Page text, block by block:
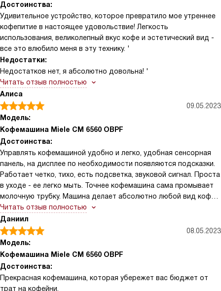
мог выбрать кофе по своему вкусу, благодаря большому
выбору рецептов в этой машине. И все были в восторге!
С этой кофемашиной каждый день становится немного
особенным. Она делает мой дом уютнее, а утро - приятнее. И
что самое главное - она делает идеальный кофе, который
помогает мне начать новый день с улыбкой.
Я очень рада, что выбрала именно эту кофемашину. Она стала
не просто устройством для приготовления кофе, но и
настоящим украшением моей кухни. Не могу представить
своего утра без этого удивительного устройства. Оно
действительно стоит своих денег и я рекомендую его всем
любителям кофе!
Достоинства:
Удивительное устройство, которое превратило мое утреннее
кофепитие в настоящее удовольствие! Легкость
использования, великолепный вкус кофе и эстетический вид -
все это влюбило меня в эту технику. '
Недостатки:
Недостатков нет, я абсолютно довольна! '
Читать отзыв полностью
Алиса
09.05.2023
Модель:
Кофемашина Miele CM 6560 OBPF
Достоинства:
Управлять кофемашиной удобно и легко, удобная сенсорная
панель, на дисплее по необходимости появляются подсказки.
Работает четко, тихо, есть подсветка, звуковой сигнал. Проста
в уходе - ее легко мыть. Точнее кофемашина сама промывает
молочную трубку. Машина делает абсолютно любой вид кофе
просто и быстро. Можно использовать как молотый, так и
зерновой. Оснащена большим резервуаром для воды на 1,8
литра.
Читать отзыв полностью
Даниил
08.05.2023
Модель:
Кофемашина Miele CM 6560 OBPF
Достоинства:
Прекрасная кофемашина, которая убережет вас бюджет от
трат на кофейни.